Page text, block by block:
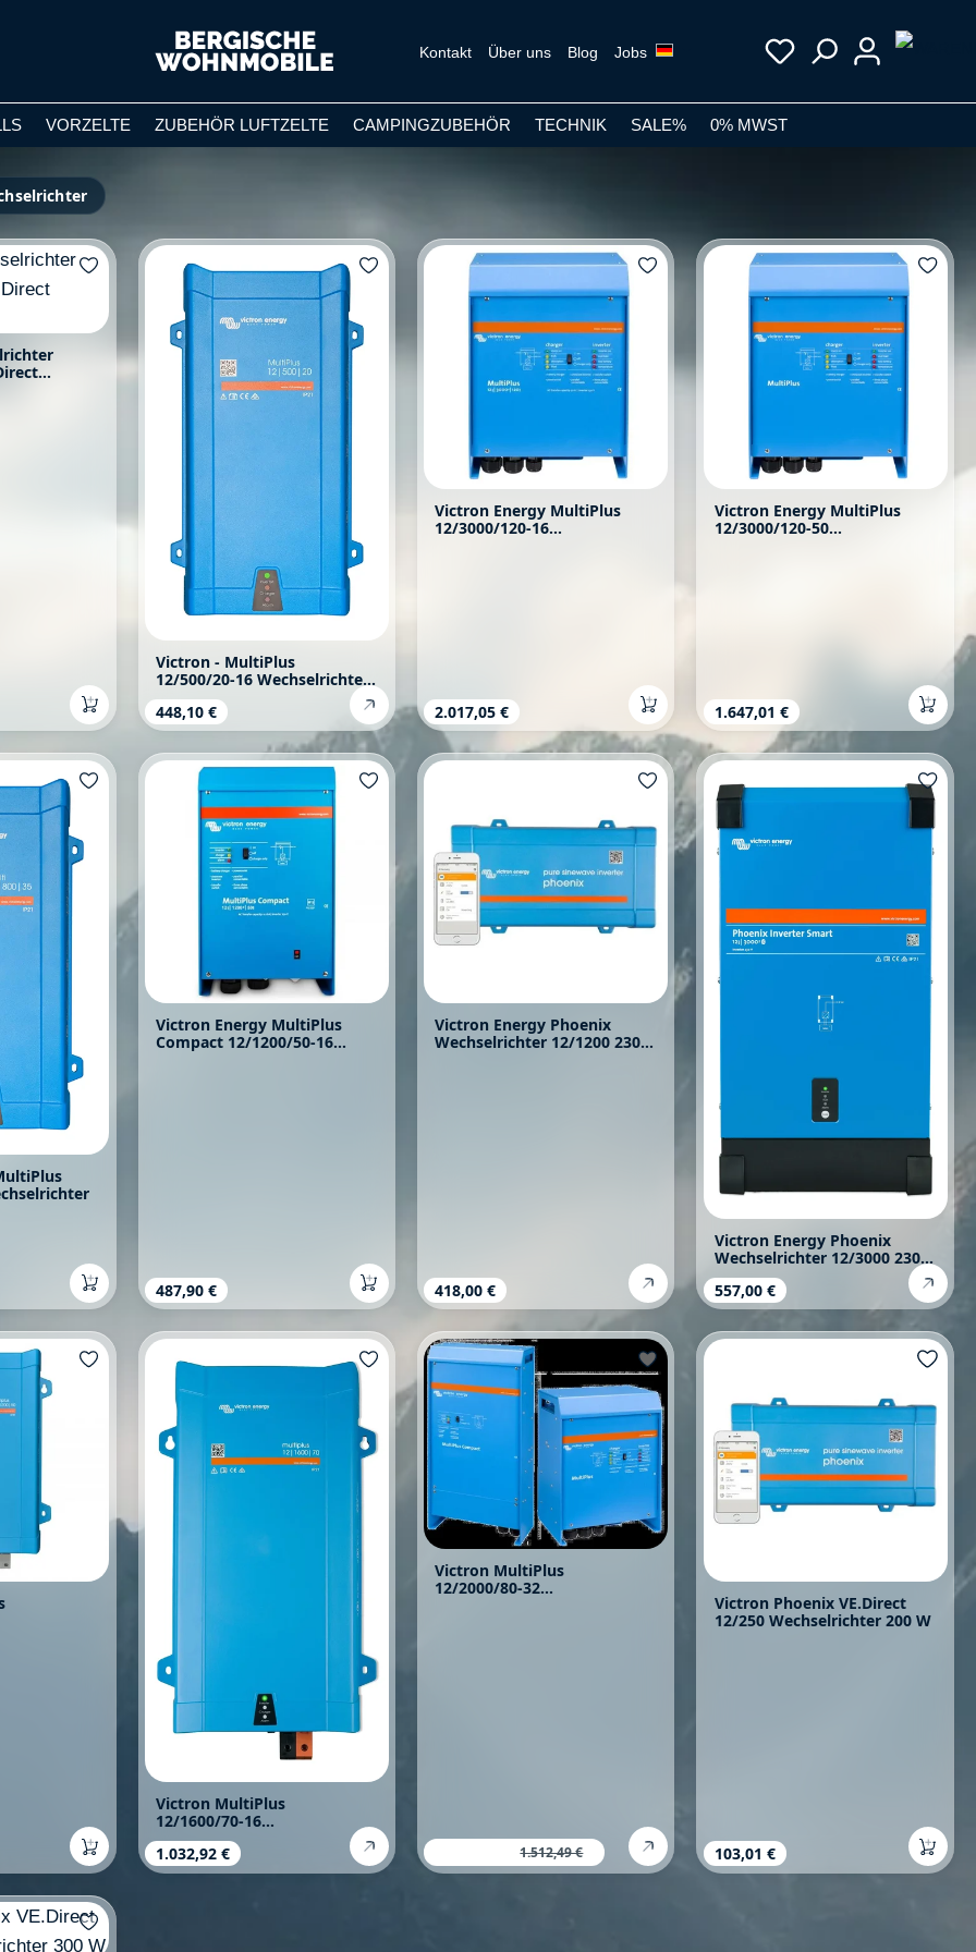
Kontakt Über uns Blog Jobs
VORZELTE ZUBEHÖR LUFTZELTE CAMPINGZUBEHÖR TECHNIK SALE% 0% MWST
Victron - MultiPlus
12/500/20-16 Wechselrichter
und Ladegerät Kombination
Regulärer Preis:
448,10 €
Victron Energy MultiPlus
12/3000/120-16
Regulärer Preis:
2.017,05 €
Victron Energy MultiPlus
12/3000/120-50
Regulärer Preis:
1.647,01 €
Victron Energy MultiPlus
Compact 12/1200/50-16
Regulärer Preis:
487,90 €
Victron Energy Phoenix
Wechselrichter 12/1200 230V
Regulärer Preis:
418,00 €
Victron Energy Phoenix
Wechselrichter 12/3000 230V
Smart
Regulärer Preis:
557,00 €
Victron MultiPlus
12/1600/70-16
Wechselrichter VE.Bus
Regulärer Preis:
1.032,92 €
Victron MultiPlus
12/2000/80-32
Verkaufspreis:Regulärer Preis:
1.512,49 €
Victron Phoenix VE.Direct
12/250 Wechselrichter 200 W
Regulärer Preis:
103,01 €